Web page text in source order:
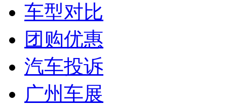
车型对比
团购优惠
汽车投诉
广州车展